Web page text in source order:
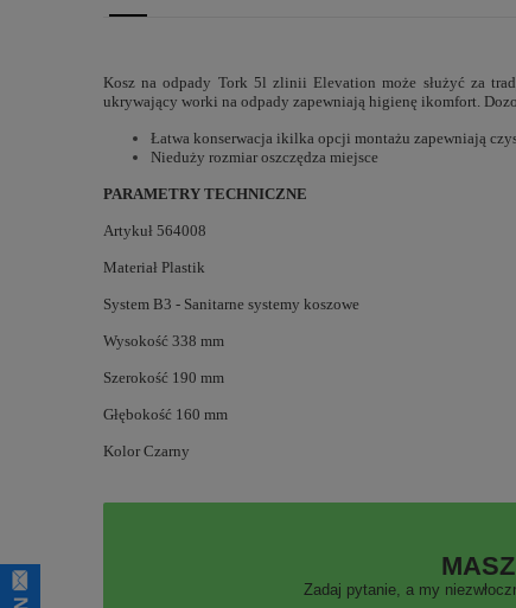
Kosz na odpady Tork 5l zlinii Elevation może służyć za
ukrywający worki na odpady zapewniają higienę ikomfort.
Łatwa konserwacja ikilka opcji montażu zapewniają
Nieduży rozmiar oszczędza miejsce
PARAMETRY TECHNICZNE
Artykuł 564008
Materiał Plastik
System B3 - Sanitarne systemy koszowe
Wysokość 338 mm
Szerokość 190 mm
Głębokość 160 mm
Kolor Czarny
Zadaj pytanie, a my